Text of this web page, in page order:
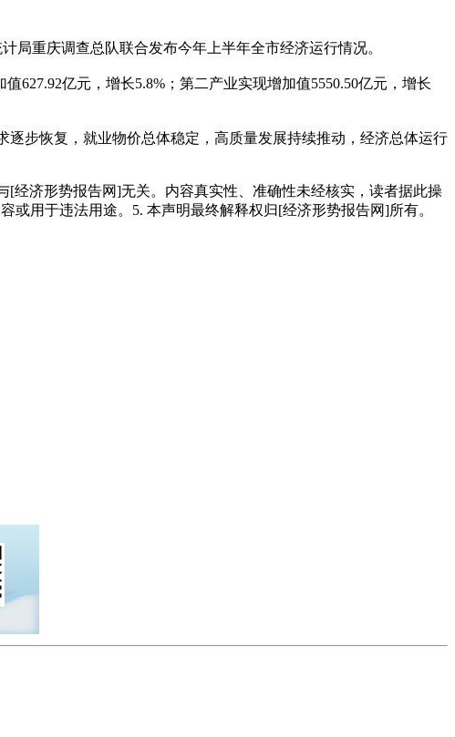
局重庆调查总队联合发布今年上半年全市经济运行情况。
627.92亿元，增长5.8%；第二产业实现增加值5550.50亿元，增长
逐步恢复，就业物价总体稳定，高质量发展持续推动，经济总体运行
经济形势报告网]无关。内容真实性、准确性未经核实，读者据此操
用于违法用途。5. 本声明最终解释权归[经济形势报告网]所有。